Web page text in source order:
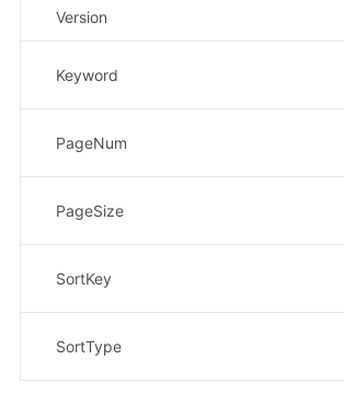
Version
Keyword
PageNum
PageSize
SortKey
SortType